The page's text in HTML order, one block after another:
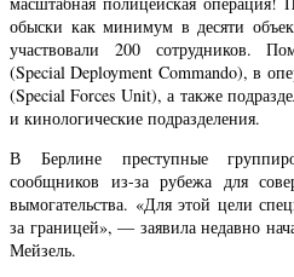
обыски как минимум в десяти
участвовали 200 сотрудников.
(Special Deployment Commando), в
(Special Forces Unit), а также
и кинологические подразделения.
В Берлине преступные
сообщников из-за рубежа для
вымогательства. «Для этой цели
за границей», — заявила недавно
Мейзель.